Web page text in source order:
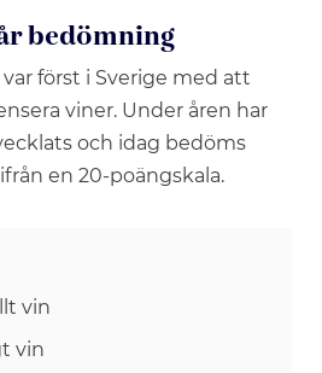
bedömning
först i Sverige med att
viner. Under åren har
och idag bedöms
en 20-poängskala.
vin
vin